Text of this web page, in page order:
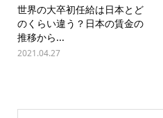
世界の大卒初任給は日本とど
のくらい違う？日本の賃金の
推移から...
2021.04.27